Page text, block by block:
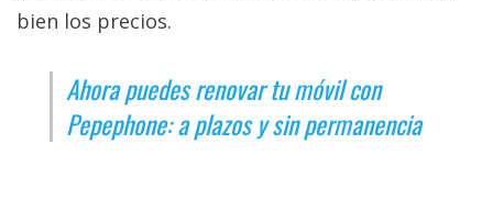
bien los precios.
Ahora puedes renovar tu móvil con
Pepephone: a plazos y sin permanencia